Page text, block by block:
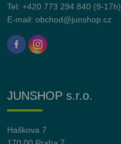
Tel: +420 773 294 840 (9-17h)
E-mail: obchod@junshop.cz
JUNSHOP s.r.o.
Haškova 7